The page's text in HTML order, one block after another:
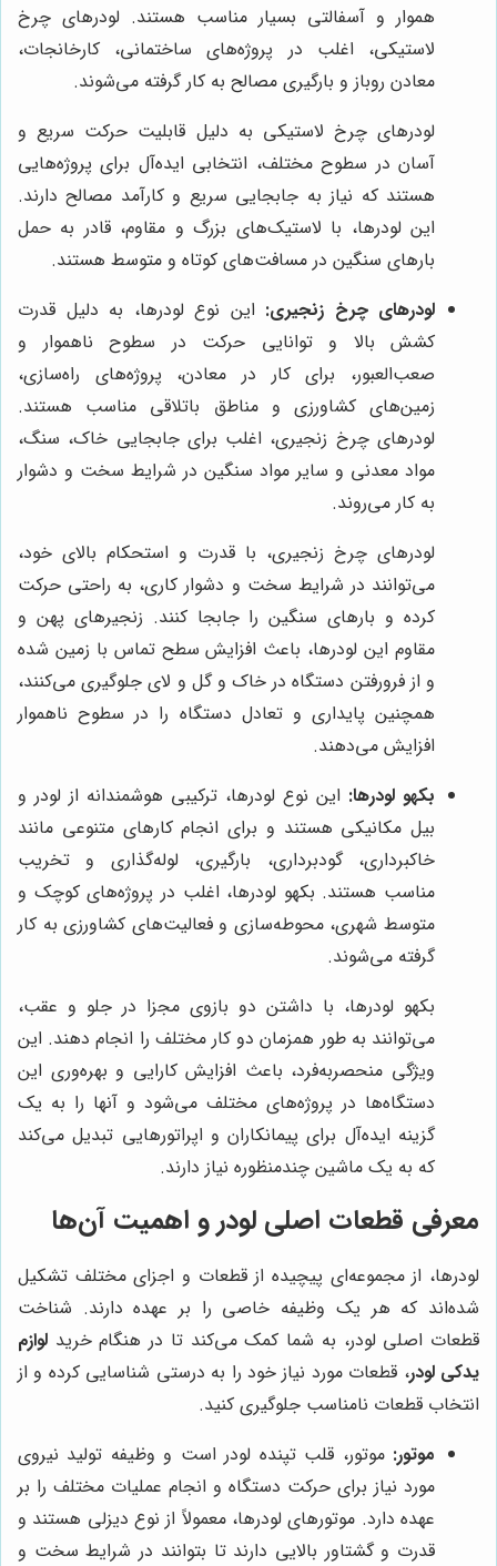
هموار و آسفالتی بسیار مناسب هستند. لودرهای چرخ
لاستیکی، اغلب در پروژه‌های ساختمانی، کارخانجات،
معادن روباز و بارگیری مصالح به کار گرفته می‌شوند.
لودرهای چرخ لاستیکی به دلیل قابلیت حرکت سریع و
آسان در سطوح مختلف، انتخابی ایده‌آل برای پروژه‌هایی
هستند که نیاز به جابجایی سریع و کارآمد مصالح دارند.
این لودرها، با لاستیک‌های بزرگ و مقاوم، قادر به حمل
بارهای سنگین در مسافت‌های کوتاه و متوسط هستند.
لودرهای چرخ زنجیری: این نوع لودرها، به دلیل قدرت
کشش بالا و توانایی حرکت در سطوح ناهموار و
صعب‌العبور، برای کار در معادن، پروژه‌های راه‌سازی،
زمین‌های کشاورزی و مناطق باتلاقی مناسب هستند.
لودرهای چرخ زنجیری، اغلب برای جابجایی خاک، سنگ،
مواد معدنی و سایر مواد سنگین در شرایط سخت و دشوار
به کار می‌روند.
لودرهای چرخ زنجیری، با قدرت و استحکام بالای خود،
می‌توانند در شرایط سخت و دشوار کاری، به راحتی حرکت
کرده و بارهای سنگین را جابجا کنند. زنجیرهای پهن و
مقاوم این لودرها، باعث افزایش سطح تماس با زمین شده
و از فرورفتن دستگاه در خاک و گل و لای جلوگیری می‌کنند،
همچنین پایداری و تعادل دستگاه را در سطوح ناهموار
افزایش می‌دهند.
بکهو لودرها: این نوع لودرها، ترکیبی هوشمندانه از لودر و
بیل مکانیکی هستند و برای انجام کارهای متنوعی مانند
خاکبرداری، گودبرداری، بارگیری، لوله‌گذاری و تخریب
مناسب هستند. بکهو لودرها، اغلب در پروژه‌های کوچک و
متوسط شهری، محوطه‌سازی و فعالیت‌های کشاورزی به کار
گرفته می‌شوند.
بکهو لودرها، با داشتن دو بازوی مجزا در جلو و عقب،
می‌توانند به طور همزمان دو کار مختلف را انجام دهند. این
ویژگی منحصربه‌فرد، باعث افزایش کارایی و بهره‌وری این
دستگاه‌ها در پروژه‌های مختلف می‌شود و آنها را به یک
گزینه ایده‌آل برای پیمانکاران و اپراتورهایی تبدیل می‌کند
که به یک ماشین چندمنظوره نیاز دارند.
معرفی قطعات اصلی لودر و اهمیت آن‌ها
لودرها، از مجموعه‌ای پیچیده از قطعات و اجزای مختلف تشکیل
شده‌اند که هر یک وظیفه خاصی را بر عهده دارند. شناخت
قطعات اصلی لودر، به شما کمک می‌کند تا در هنگام خرید لوازم
یدکی لودر، قطعات مورد نیاز خود را به درستی شناسایی کرده و از
انتخاب قطعات نامناسب جلوگیری کنید.
موتور: موتور، قلب تپنده لودر است و وظیفه تولید نیروی
مورد نیاز برای حرکت دستگاه و انجام عملیات مختلف را بر
عهده دارد. موتورهای لودرها، معمولاً از نوع دیزلی هستند و
قدرت و گشتاور بالایی دارند تا بتوانند در شرایط سخت و